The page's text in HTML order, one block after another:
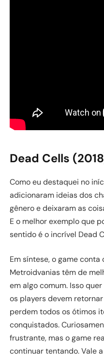
Dead Cells
Como eu destaquei no
adicionaram ideias dos
gênero e deixaram as
E o melhor exemplo que
sentido é o incrível Dead
Em síntese, o game
Metroidvanias têm de
em algo comum. Isso
os players devem
perdem todos os ótimos
conquistados.
frustrante, mas o game
continuar tentando. Vale